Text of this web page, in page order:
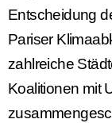
Entscheidung
Pariser
zahlreiche
Koalitionen mit